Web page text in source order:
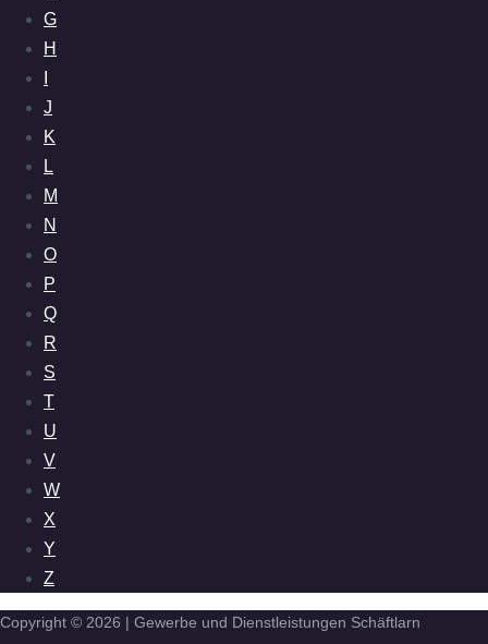
G
H
J
K
L
M
N
O
P
Q
R
S
T
U
V
W
X
Y
Z
Copyright © 2026 | Gewerbe und Dienstleistungen Schäftlarn